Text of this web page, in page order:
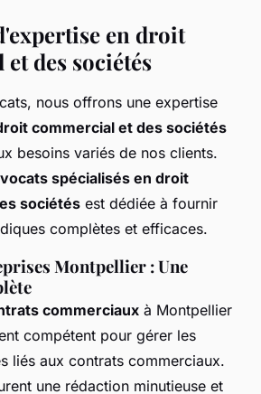
en droit
des sociétés
nous offrons une expertise
commercial et des sociétés
besoins variés de nos clients.
spécialisés en droit
sociétés est dédiée à fournir
complètes et efficaces.
Montpellier : Une
commerciaux à Montpellier
compétent pour gérer les
liés aux contrats commerciaux.
une rédaction minutieuse et